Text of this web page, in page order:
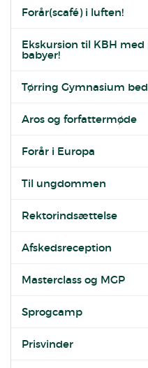
Forår(scafé) i luften!
Ekskursion til KBH
babyer!
Tørring Gymnasium
Aros og forfattermøde
Forår i Europa
Til ungdommen
Rektorindsættelse
Afskedsreception
Masterclass og MGP
Sprogcamp
Prisvinder